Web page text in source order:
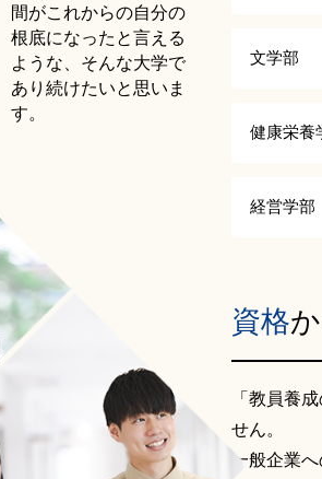
間がこれからの自分の
根底になったと言える
ような、そんな大学で
あり続けたいと思いま
す。
文学部
健康栄養
経営学部
資格
「教員養
せん。
一般企業